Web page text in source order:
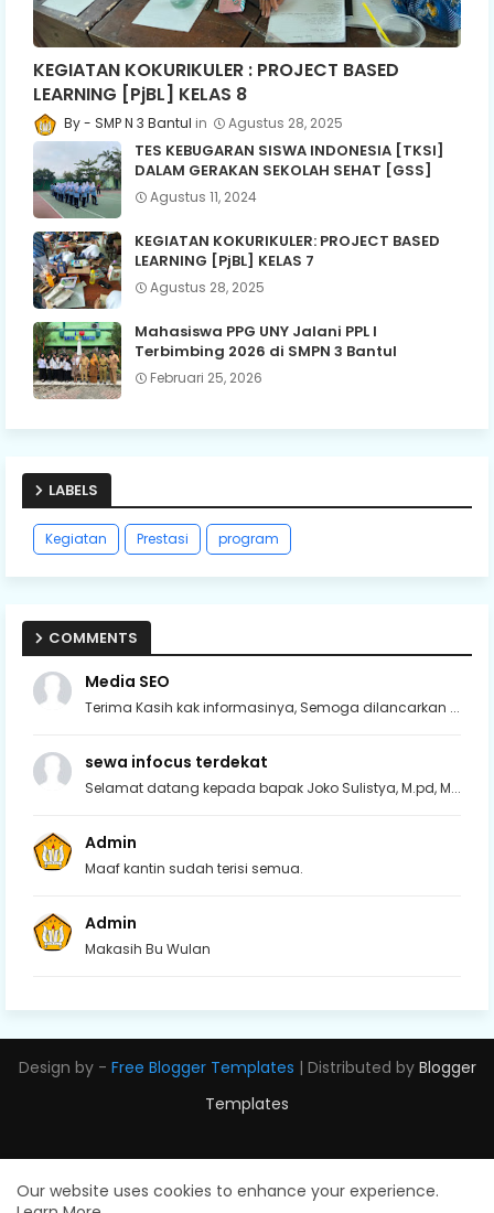
KEGIATAN KOKURIKULER : PROJECT BASED
LEARNING [PjBL] KELAS 8
SMP N 3 Bantul Agustus 28, 2025
TES KEBUGARAN SISWA INDONESIA [TKSI]
DALAM GERAKAN SEKOLAH SEHAT [GSS]
Agustus 11, 2024
KEGIATAN KOKURIKULER: PROJECT BASED
LEARNING [PjBL] KELAS 7
Agustus 28, 2025
Mahasiswa PPG UNY Jalani PPL I
Terbimbing 2026 di SMPN 3 Bantul
Februari 25, 2026
LABELS
Kegiatan Prestasi program
COMMENTS
Media SEO
Terima Kasih kak informasinya, Semoga dilancarkan ...
sewa infocus terdekat
Selamat datang kepada bapak Joko Sulistya, M.pd, M...
Admin
Maaf kantin sudah terisi semua.
Admin
Makasih Bu Wulan
Design by - Free Blogger Templates | Distributed by Blogger
Templates
Our website uses cookies to enhance your experience.